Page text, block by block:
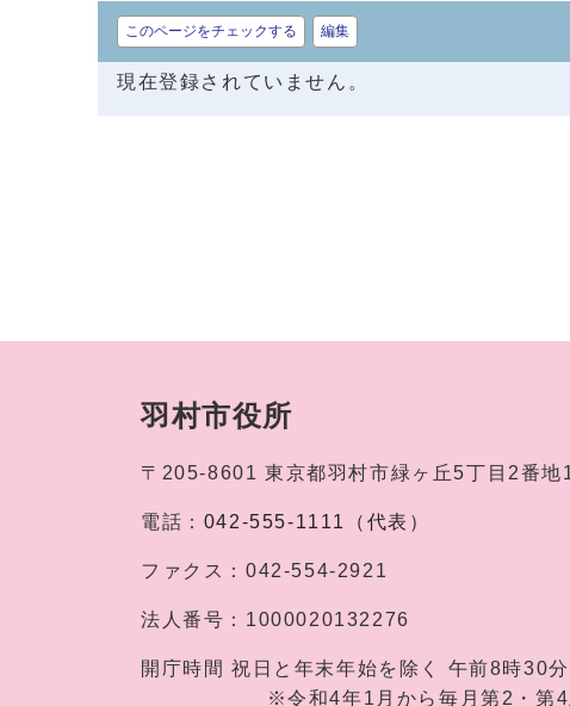
このページをチェックする 編集
現在登録されていません。
羽村市役所
〒205-8601 東京都羽村市緑ヶ丘5丁目2番地
電話： 042-555-1111（代表）
ファクス： 042-554-2921
法人番号： 1000020132276
開庁時間 祝日と年末年始を除く 午前8時30
※令和4年1月から毎月第2・第4土曜日